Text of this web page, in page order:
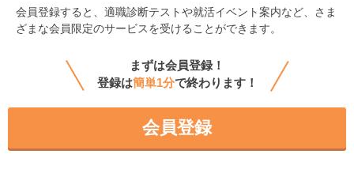
会員登録すると、 適職診断テストや就活イベント案内など、さま
ざまな会員限定のサービスを受けることができます。
まずは会員登録！
登録は簡単1分で終わります！
会員登録